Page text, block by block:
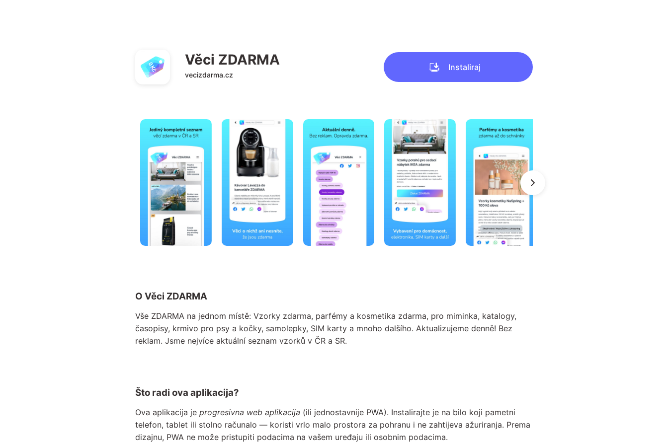
Věci ZDARMA
vecizdarma.cz
Instaliraj
O Věci ZDARMA
Vše ZDARMA na jednom místě: Vzorky zdarma, parfémy a kosmetika zdarma, pro miminka, katalogy,
časopisy, krmivo pro psy a kočky, samolepky, SIM karty a mnoho dalšího. Aktualizujeme denně! Bez
reklam. Jsme nejvíce aktuální seznam vzorků v ČR a SR.
Što radi ova aplikacija?
Ova aplikacija je progresivna web aplikacija (ili jednostavnije PWA). Instalirajte je na bilo koji pametni
telefon, tablet ili stolno računalo — koristi vrlo malo prostora za pohranu i ne zahtijeva ažuriranja. Prema
dizajnu, PWA ne može pristupiti podacima na vašem uređaju ili osobnim podacima.